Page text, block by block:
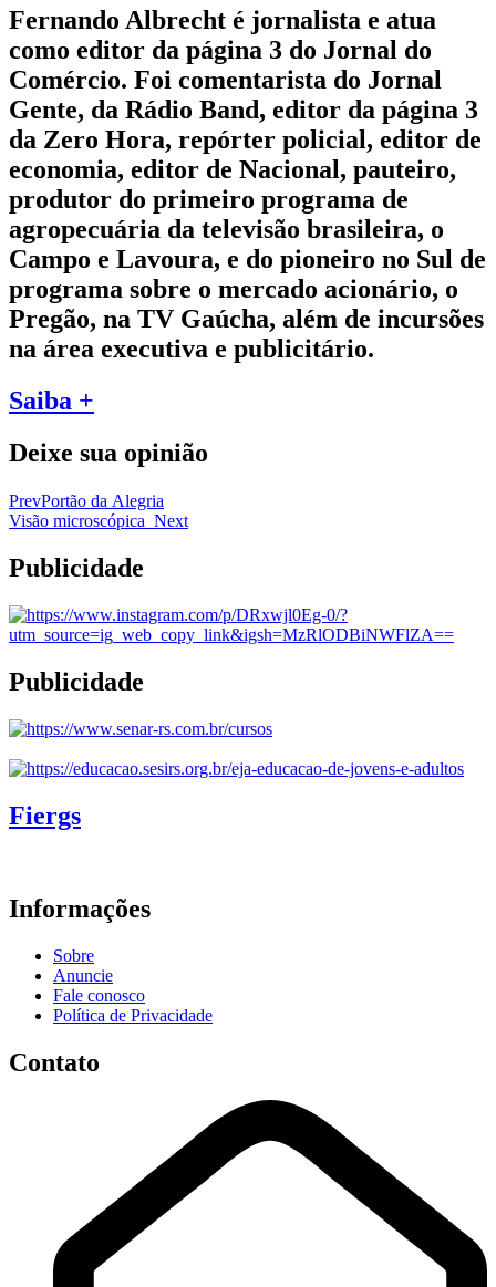
Fernando Albrecht é jornalista e atua
como editor da página 3 do Jornal do
Comércio. Foi comentarista do Jornal
Gente, da Rádio Band, editor da página 3
da Zero Hora, repórter policial, editor de
economia, editor de Nacional, pauteiro,
produtor do primeiro programa de
agropecuária da televisão brasileira, o
Campo e Lavoura, e do pioneiro no Sul de
programa sobre o mercado acionário, o
Pregão, na TV Gaúcha, além de incursões
na área executiva e publicitário.
Saiba +
Deixe sua opinião
PrevPortão da Alegria
Visão microscópica Next
Publicidade
Publicidade
Fiergs
Informações
Sobre
Anuncie
Fale conosco
Política de Privacidade
Contato